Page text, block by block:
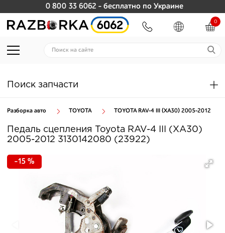
0 800 33 6062 - бесплатно по Украине
0
Поиск запчасти
Разборка авто TOYOTA TOYOTA RAV-4 III (XA30) 2005-2012
Педаль сцепления Toyota RAV-4 III (XA30)
2005-2012 3130142080 (23922)
-15 %